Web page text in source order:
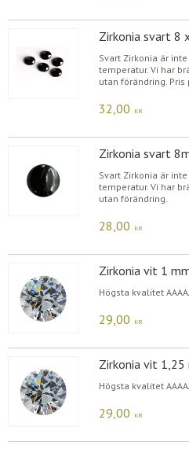
Zirkonia svart 8
Svart Zirkonia är
temperatur. Vi har
utan förändring. Pris
32,00 KR
Zirkonia svart
Svart Zirkonia är
temperatur. Vi har
utan förändring.
28,00 KR
Zirkonia vit 1
Högsta kvalitet
29,00 KR
Zirkonia vit
Högsta kvalitet
29,00 KR